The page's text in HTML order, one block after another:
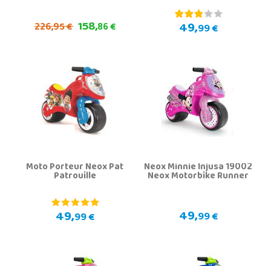
226,95 € 158,86 € 49,99 €
Moto Porteur Neox Pat
Patrouille
49,99 €
Neox Minnie Injusa 19002
Neox Motorbike Runner
49,99 €